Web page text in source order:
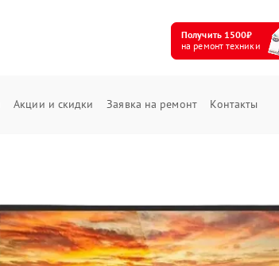
Получить 1500₽
на ремонт техники
Акции и скидки Заявка на ремонт Контакты